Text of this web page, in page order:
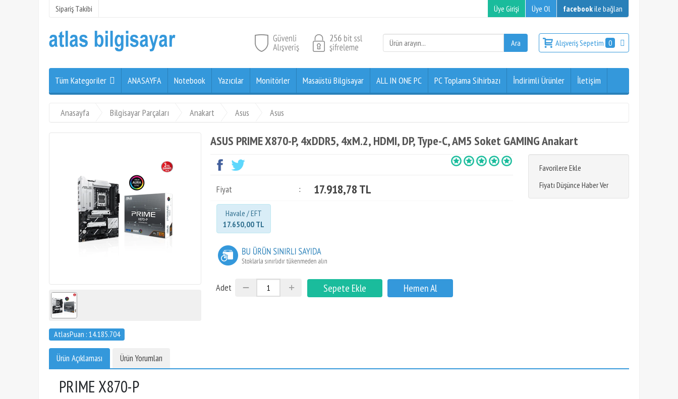
Sipariş Takibi Üye Girişi Üye Ol facebookile bağlan
Alışveriş Sepetim 0
Tüm Kategoriler ANASAYFA Notebook Yazıcılar Monitörler Masaüstü Bilgisayar ALL IN ONE PC PC Toplama Sihirbazı İndirimli Ürünler İletişim
Anasayfa Bilgisayar Parçaları Anakart Asus Asus
AtlasPuan : 14.185.704
ASUS PRIME X870-P, 4xDDR5, 4xM.2, HDMI, DP, Type-C, AM5 Soket GAMING Anakart
Favorilere Ekle
Fiyatı Düşünce Haber Ver
Fiyat : 17.918,78 TL
Havale / EFT
17.650,00 TL
Adet
Ürün Açıklaması Ürün Yorumları
PRIME X870-P